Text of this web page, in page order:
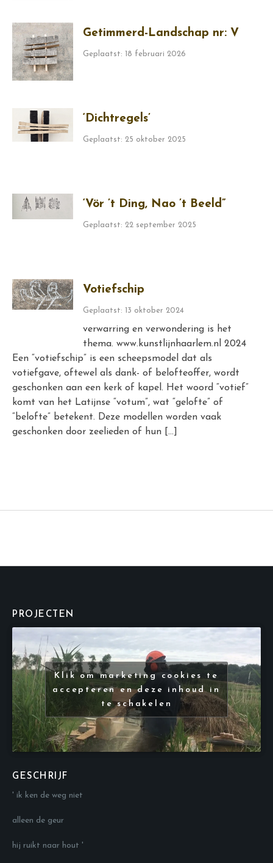
Getimmerd-Landschap nr: V
Geplaatst: 18 februari 2026
‘Dichtregels’
Geplaatst: 25 oktober 2025
‘Vör ’t Ding, Nao ’t Beeld”
Geplaatst: 22 september 2025
Votiefschip
Geplaatst: 13 oktober 2024
verwarring en verwondering is het
thema. www.kunstlijnhaarlem.nl 2024
Een “votiefschip” is een scheepsmodel dat als
votiefgave, oftewel als dank- of belofteoffer, wordt
geschonken aan een kerk of kapel. Het woord “votief”
komt van het Latijnse “votum”, wat “gelofte” of
“belofte” betekent. Deze modellen worden vaak
geschonken door zeelieden of hun […]
PROJECTEN
Klik om marketing cookies te
accepteren en deze inhoud in
te schakelen
GESCHRIJF
' ik ken de weg niet
alleen de geur
hij ruikt naar hout '